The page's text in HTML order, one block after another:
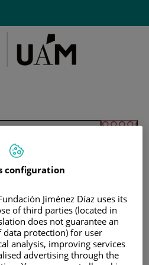
EN GRADO EN
2014
DE GRADO
configuration
Jiménez Díaz uses its
of third parties (located in
does not guarantee an
data protection) for user
analysis, improving services
advertising through the